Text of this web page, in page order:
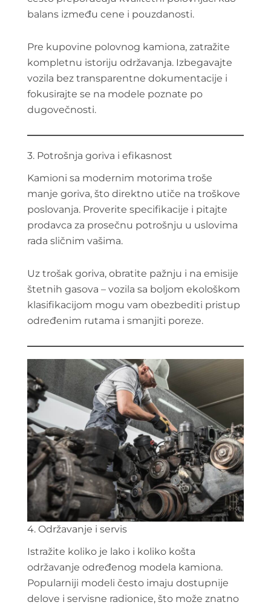
balans između cene i pouzdanosti.
Pre kupovine polovnog kamiona, zatražite
kompletnu istoriju održavanja. Izbegavajte
vozila bez transparentne dokumentacije i
fokusirajte se na modele poznate po
dugovečnosti.
3. Potrošnja goriva i efikasnost
Kamioni sa modernim motorima troše
manje goriva, što direktno utiče na troškove
poslovanja. Proverite specifikacije i pitajte
prodavca za prosečnu potrošnju u uslovima
rada sličnim vašima.
Uz trošak goriva, obratite pažnju i na emisije
štetnih gasova – vozila sa boljom ekološkom
klasifikacijom mogu vam obezbediti pristup
određenim rutama i smanjiti poreze.
4. Održavanje i servis
Istražite koliko je lako i koliko košta
održavanje određenog modela kamiona.
Popularniji modeli često imaju dostupnije
delove i servisne radionice, što može znatno